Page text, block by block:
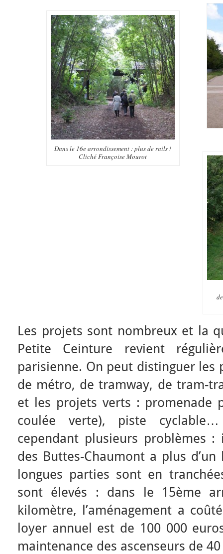
Dans le 16e arrondissement : plus de rails !
Cliché Françoise Mourot
Les projets sont nombreux et la
Petite Ceinture revient
parisienne. On peut distinguer les
de métro, de tramway, de tram-
et les projets verts : promenade
coulée verte), piste
cependant plusieurs problèmes
des Buttes-Chaumont a plus
longues parties sont en
sont élevés : dans le 15ème
kilomètre, l’aménagement a
loyer annuel est de 100 000
maintenance des ascenseurs de